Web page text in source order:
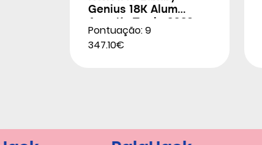
Genius 18K Alum
Pontuação: 9
347.10€